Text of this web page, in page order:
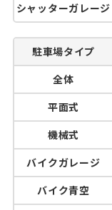
シャッターガレージ
駐車場タイプ
全体
平面式
機械式
バイクガレージ
バイク青空